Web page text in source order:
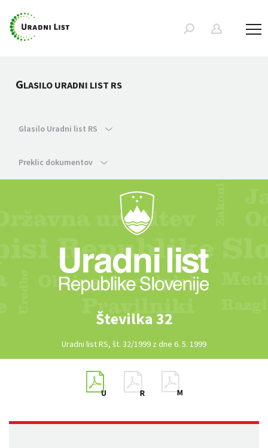
GLASILO URADNI LIST RS
Glasilo Uradni list RS
Preklic dokumentov
Številka 32
Uradni list RS, št. 32/1999 z dne 6. 5. 1999